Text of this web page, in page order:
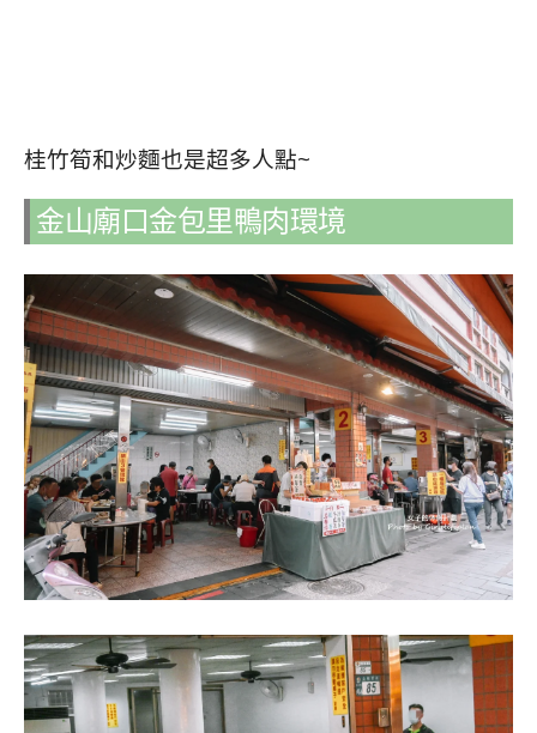
桂竹筍和炒麵也是超多人點~
金山廟口金包里鴨肉環境